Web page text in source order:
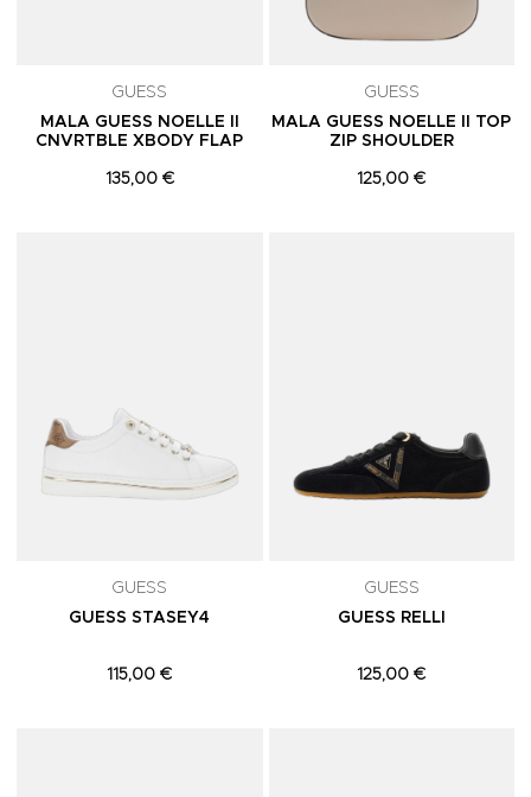
GUESS
MALA GUESS NOELLE II
CNVRTBLE XBODY FLAP
135,00 €
GUESS
MALA GUESS NOELLE II TOP
ZIP SHOULDER
125,00 €
GUESS
GUESS STASEY4
115,00 €
GUESS
GUESS RELLI
125,00 €